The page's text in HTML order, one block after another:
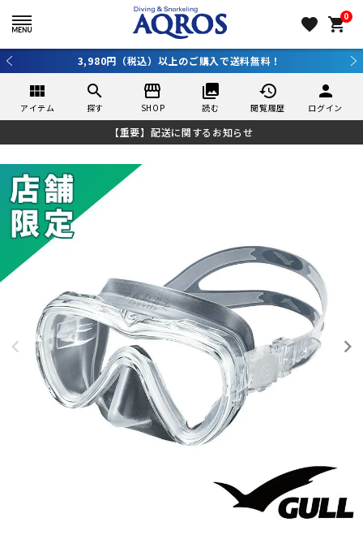
favorite 0
shopping_cart
3,980円（税込）以上のご購入で送料無料！
view_module
アイテム
search
探す
storefront
SHOP
collections
読む
history
閲覧履歴
person
ログイン
【重要】配送に関するお知らせ